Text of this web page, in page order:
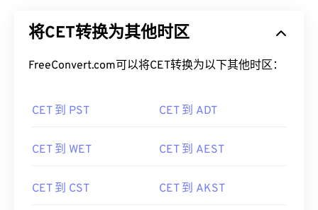
将CET转换为其他时区
FreeConvert.com可以将CET转换为以下其他时区：
CET 到 PST CET 到 ADT
CET 到 WET CET 到 AEST
CET 到 CST CET 到 AKST